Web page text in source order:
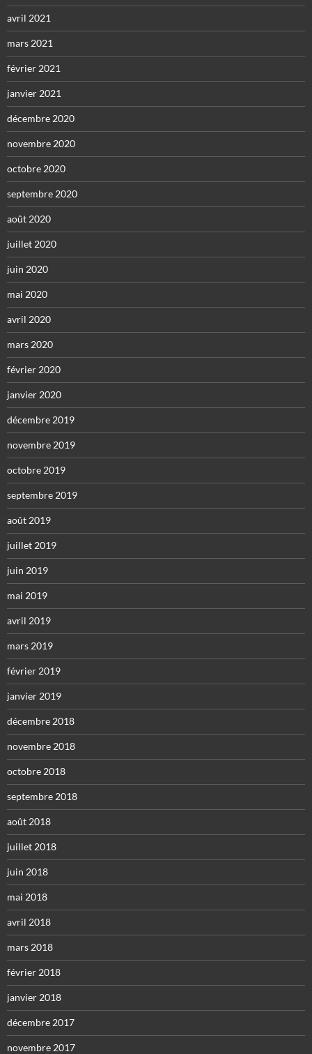
avril 2021
mars 2021
février 2021
janvier 2021
décembre 2020
novembre 2020
octobre 2020
septembre 2020
août 2020
juillet 2020
juin 2020
mai 2020
avril 2020
mars 2020
février 2020
janvier 2020
décembre 2019
novembre 2019
octobre 2019
septembre 2019
août 2019
juillet 2019
juin 2019
mai 2019
avril 2019
mars 2019
février 2019
janvier 2019
décembre 2018
novembre 2018
octobre 2018
septembre 2018
août 2018
juillet 2018
juin 2018
mai 2018
avril 2018
mars 2018
février 2018
janvier 2018
décembre 2017
novembre 2017